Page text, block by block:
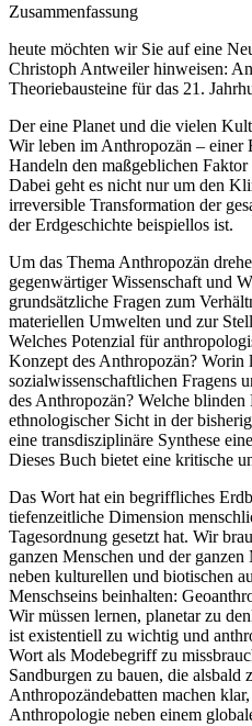
Zusammenfassung
heute möchten wir Sie auf eine
Christoph Antweiler hinweisen:
Theoriebausteine für das 21.
Der eine Planet und die vielen
Wir leben im Anthropozän – einer
Handeln den maßgeblichen
Dabei geht es nicht nur um den
irreversible Transformation der
der Erdgeschichte beispiellos ist.
Um das Thema Anthropozän
gegenwärtiger Wissenschaft und
grundsätzliche Fragen zum
materiellen Umwelten und zur
Welches Potenzial für
Konzept des Anthropozän?
sozialwissenschaftlichen Fragens
des Anthropozän? Welche blinden
ethnologischer Sicht in der
eine transdisziplinäre Synthese
Dieses Buch bietet eine kritische
Das Wort hat ein begriffliches
tiefenzeitliche Dimension
Tagesordnung gesetzt hat. Wir
ganzen Menschen und der
neben kulturellen und biotischen
Menschseins beinhalten:
Wir müssen lernen, planetar zu
ist existentiell zu wichtig und
Wort als Modebegriff zu
Sandburgen zu bauen, die alsbald
Anthropozändebatten machen
Anthropologie neben einem